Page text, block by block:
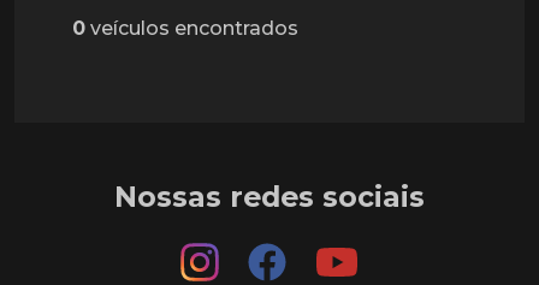
0 veículos encontrados
Nossas redes sociais